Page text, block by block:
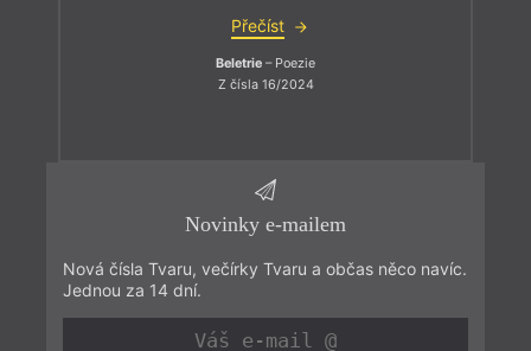
Přečíst
Beletrie – Poezie
Z čísla 16/2024
Novinky e-mailem
Nová čísla Tvaru, večírky Tvaru a občas něco navíc.
Jednou za 14 dní.